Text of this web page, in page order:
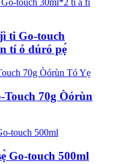
ti Go-touch
tí ó dúró pẹ́
Touch 70g Òórùn
Go-touch 500ml